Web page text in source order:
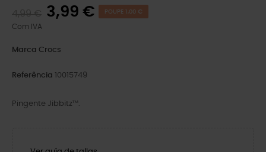
3,99 € POUPE 1,00 €
Com IVA
Marca Crocs
Referência 10015749
Pingente Jibbitz™.